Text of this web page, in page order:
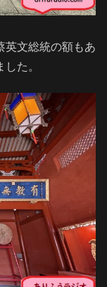
英文総統の額もあ
た。